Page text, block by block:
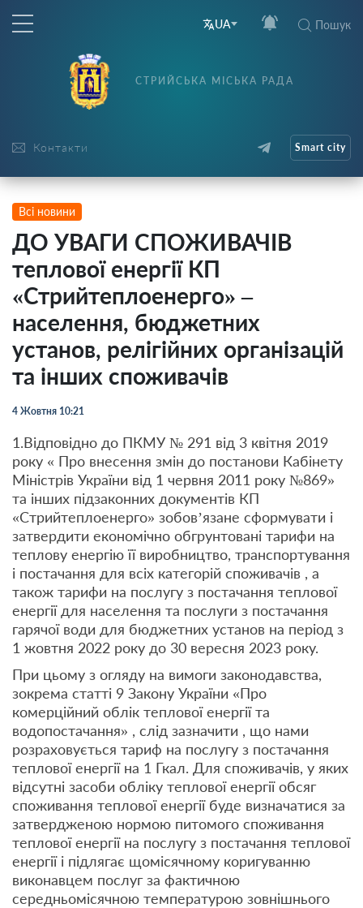
UA Пошук
Контакти
СТРИЙСЬКА МІСЬКА РАДА
Smart city
Всі новини
ДО УВАГИ СПОЖИВАЧІВ
теплової енергії КП
«Стрийтеплоенерго» –
населення, бюджетних
установ, релігійних організацій
та інших споживачів
4 Жовтня 10:21
1.Відповідно до ПКМУ № 291 від 3 квітня 2019
року « Про внесення змін до постанови Кабінету
Міністрів України від 1 червня 2011 року №869»
та інших підзаконних документів КП
«Стрийтеплоенерго» зобов’язане сформувати і
затвердити економічно обгрунтовані тарифи на
теплову енергію її виробництво, транспортування
і постачання для всіх категорій споживачів , а
також тарифи на послугу з постачання теплової
енергії для населення та послуги з постачання
гарячої води для бюджетних установ на період з
1 жовтня 2022 року до 30 вересня 2023 року.
При цьому з огляду на вимоги законодавства,
зокрема статті 9 Закону України «Про
комерційний облік теплової енергії та
водопостачання» , слід зазначити , що нами
розраховується тариф на послугу з постачання
теплової енергії на 1 Гкал. Для споживачів, у яких
відсутні засоби обліку теплової енергії обсяг
споживання теплової енергії буде визначатися за
затвердженою нормою питомого споживання
теплової енергії на послугу з постачання теплової
енергії і підлягає щомісячному коригуванню
виконавцем послуг за фактичною
середньомісячною температурою зовнішнього